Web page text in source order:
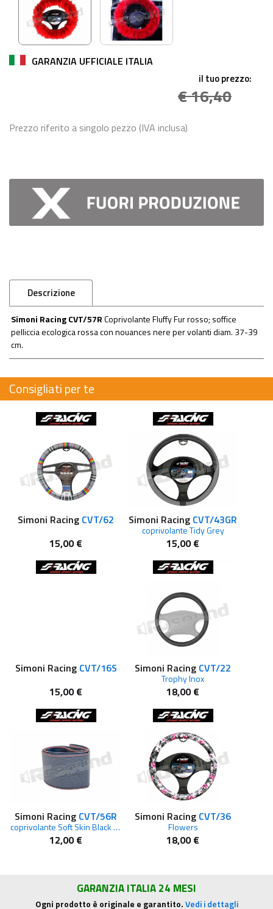
GARANZIA UFFICIALE ITALIA
il tuo prezzo:
€ 16,40
Prezzo riferito a singolo pezzo (IVA inclusa)
Descrizione
Simoni Racing CVT/57RCoprivolante Fluffy Fur rosso; soffice
pelliccia ecologica rossa con nouances nere per volanti diam. 37-39
cm.
Consigliati per te
Simoni Racing CVT/62
15,00 €
Simoni Racing CVT/43GR
coprivolante Tidy Grey
15,00 €
Simoni Racing CVT/16S
15,00 €
Simoni Racing CVT/22
Trophy Inox
18,00 €
Simoni Racing CVT/56R
coprivolante Soft Skin Black cucitura rossa
12,00 €
Simoni Racing CVT/36
Flowers
18,00 €
GARANZIA ITALIA 24 MESI
Ogni prodotto è originale e garantito.Vedi i dettagli